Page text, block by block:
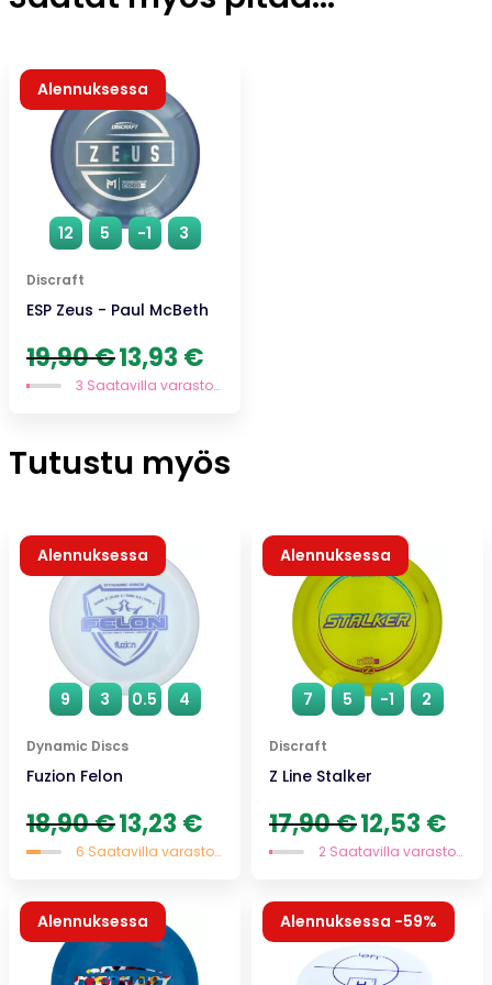
12 5 -1 3
Discraft
ESP Zeus - Paul McBeth
Alennuksessa
19,90€ Alkuperäinen
hinta
oli:
13,93 €
on:
3 Saatavilla varastossa
Tutustu myös
9 3 0.5 4
Dynamic Discs
Fuzion Felon
Alennuksessa
18,90€ Alkuperäinen
hinta
oli:
13,23 € Nykyinen
on:
6 Saatavilla varastossa
7 5 -1 2
Discraft
Z Line Stalker
Alennuksessa
17,90€ Alkuperäinen
hinta
oli:
12,53 €
on:
2 Saatavilla varastossa
Alennuksessa Alennuksessa -59%